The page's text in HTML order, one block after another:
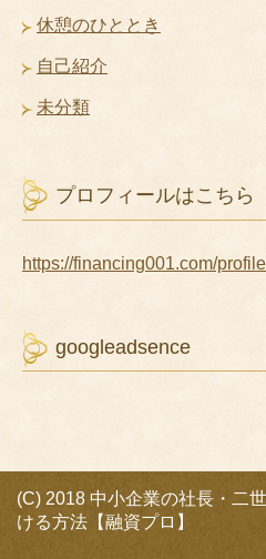
休憩のひととき
自己紹介
未分類
プロフィールはこちら
https://financing001.com/
googleadsence
(C) 2018 中小企業の社長・二
ける方法【融資プロ】